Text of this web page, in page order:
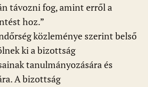
távozni fog, amint erről a
hoz.”
közleménye szerint belső
ki a bizottság
tanulmányozására és
A bizottság